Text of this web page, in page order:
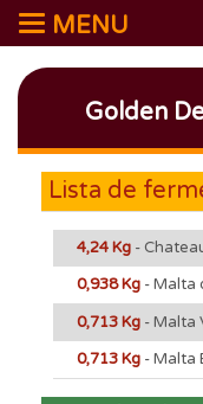
MENU
Golden
Lista de
4,24 Kg -
0,938 Kg - Malta
0,713 Kg - Malta
0,713 Kg - Malta